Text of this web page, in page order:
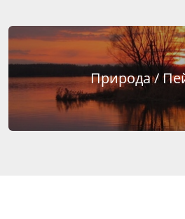
Природа /